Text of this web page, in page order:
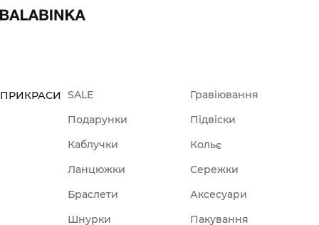
ПРИКРАСИ SALE
Гравіювання
Подарунки
Підвіски
Каблучки
Кольє
Ланцюжки
Сережки
Браслети
Аксесуари
Шнурки
Пакування